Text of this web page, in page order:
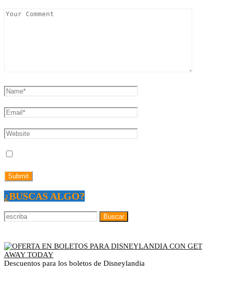
¿BUSCAS ALGO?
Descuentos para los boletos de Disneylandia